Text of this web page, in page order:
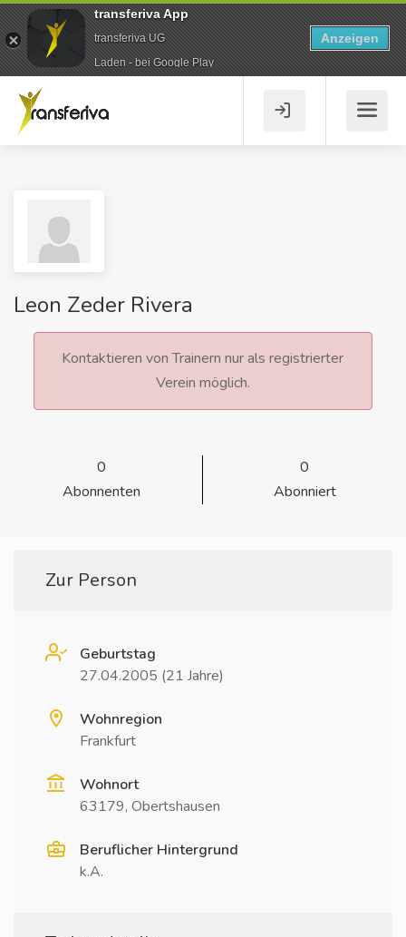
Leon Zeder Rivera
Kontaktieren von Trainern nur als registrierter
Verein möglich.
0
Abonnenten
0
Abonniert
Zur Person
Geburtstag
27.04.2005 (21 Jahre)
Wohnregion
Frankfurt
Wohnort
63179, Obertshausen
Beruflicher Hintergrund
k.A.
transferiva App
transferiva UG
Laden - bei Google Play
Anzeigen